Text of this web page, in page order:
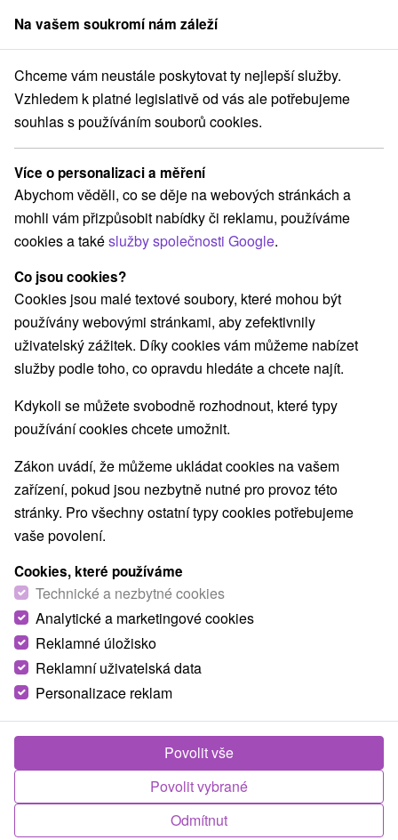
člen skupinySorger
Priváty Východné Slovensko Prešovský kraj Stará Lesná
Priváty Stará Lesná
Kategorie
Všechny kategorie
Hotely na Slovensku (7)
Apartmány(15) Chaty na prenájom(39)
Penzióny (18) Priváty
Vyberte lokalitu nebo termín
VŠECHNY TOP - NEJPRODÁVANĚJŠÍ NEJLEVNĚJŠÍ
Villa Domino Stará Lesná
Stará Lesná
Penzión v nádhernom a tichom horskom prostredí, v
chatovej oblasti Stará Lesná. Ponúka...
Na vašem soukromí nám záleží
Chceme vám neustále poskytovat ty nejlepší služby.
Vzhledem k platné legislativě od vás ale potřebujeme
souhlas s používáním souborů cookies.
Více o personalizaci a měření
Abychom věděli, co se děje na webových stránkách a
mohli vám přizpůsobit nabídky či reklamu, používáme
cookies a takéslužby společnosti Google.
Co jsou cookies?
Cookies jsou malé textové soubory, které mohou být
používány webovými stránkami, aby zefektivnily
uživatelský zážitek. Díky cookies vám můžeme nabízet
služby podle toho, co opravdu hledáte a chcete najít.
Kdykoli se můžete svobodně rozhodnout, které typy
používání cookies chcete umožnit.
Zákon uvádí, že můžeme ukládat cookies na vašem
zařízení, pokud jsou nezbytně nutné pro provoz této
stránky. Pro všechny ostatní typy cookies potřebujeme
vaše povolení.
Cookies, které používáme
Technické a nezbytné cookies
Analytické a marketingové cookies
Reklamné úložisko
Reklamní uživatelská data
Personalizace reklam
Odmítnut
Povolit vybrané
Povolit vše